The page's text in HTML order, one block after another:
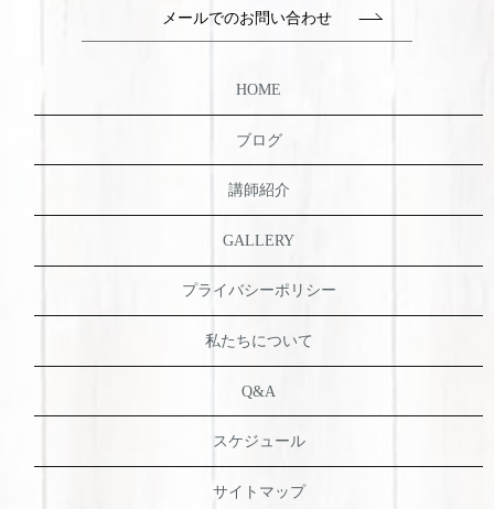
メールでのお問い合わせ
HOME
ブログ
講師紹介
GALLERY
プライバシーポリシー
私たちについて
Q&A
スケジュール
サイトマップ